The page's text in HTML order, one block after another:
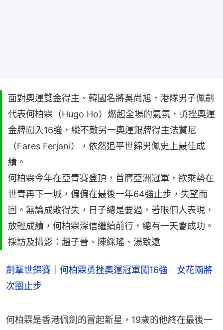
面對奧運雙金得主、韓國名將吳尚旭，港隊男子佩劍
代表何柏霖（Hugo Ho）燃起全場的氣氛，勇挫奧運
金牌闖入16強，縱不敵另一奧運銀牌得主法贊尼
（Fares Ferjani），依然追平世錦男佩史上最佳成
績。
何柏霖今年在亞青賽登頂，首膺亞洲冠軍，欲乘勢在
世青再下一城，偏偏在最後一年64強止步，失望而
回。無論成敗得失，日子總是要過，著眼個人表現，
放輕成績，何柏霖深信繼續前行，總有一天會成功。
採訪及攝影：趙子晉、陳綵瑤、湯致遠
劍擊世錦賽｜何柏霖勇挫奧運冠軍闖16強 女花兩將
次圈止步
何柏霖是香港佩劍的冒起新星，19歲的他終在最後一